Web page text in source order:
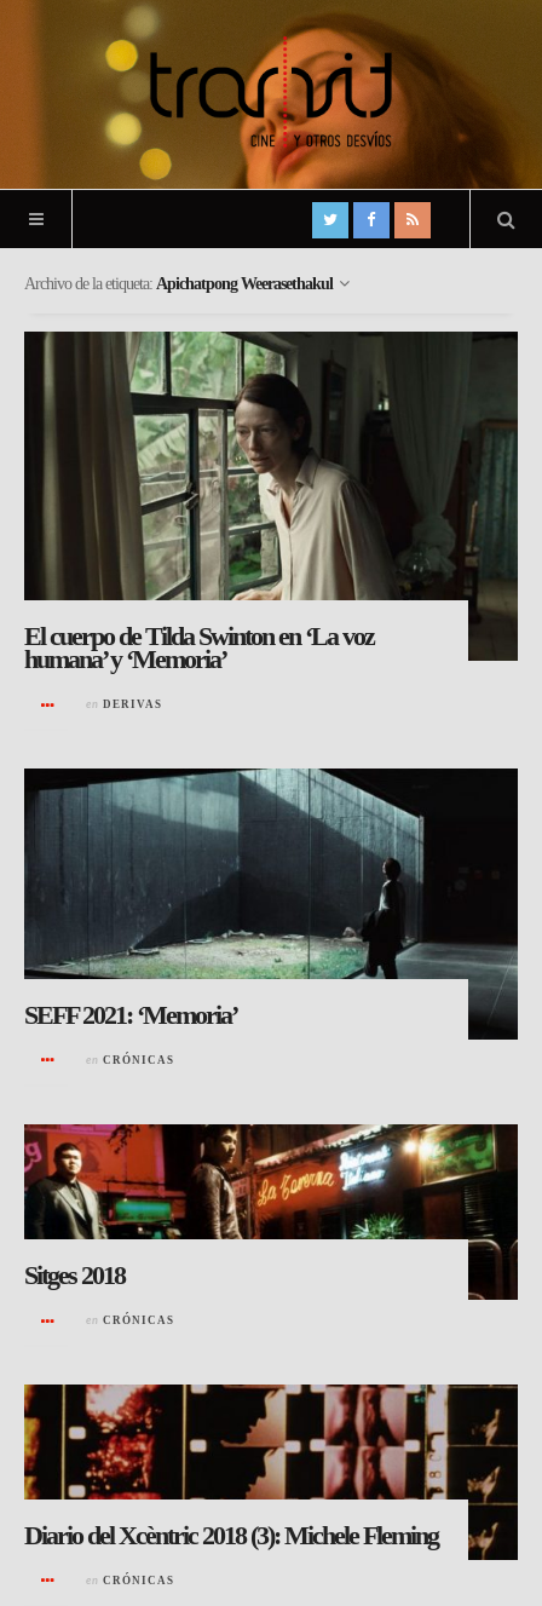
Archivo de la etiqueta: Apichatpong Weerasethakul
El cuerpo de Tilda Swinton en ‘La voz
humana’ y ‘Memoria’
en DERIVAS
SEFF 2021: ‘Memoria’
en CRÓNICAS
Sitges 2018
en CRÓNICAS
Diario del Xcèntric 2018 (3): Michele Fleming
en CRÓNICAS